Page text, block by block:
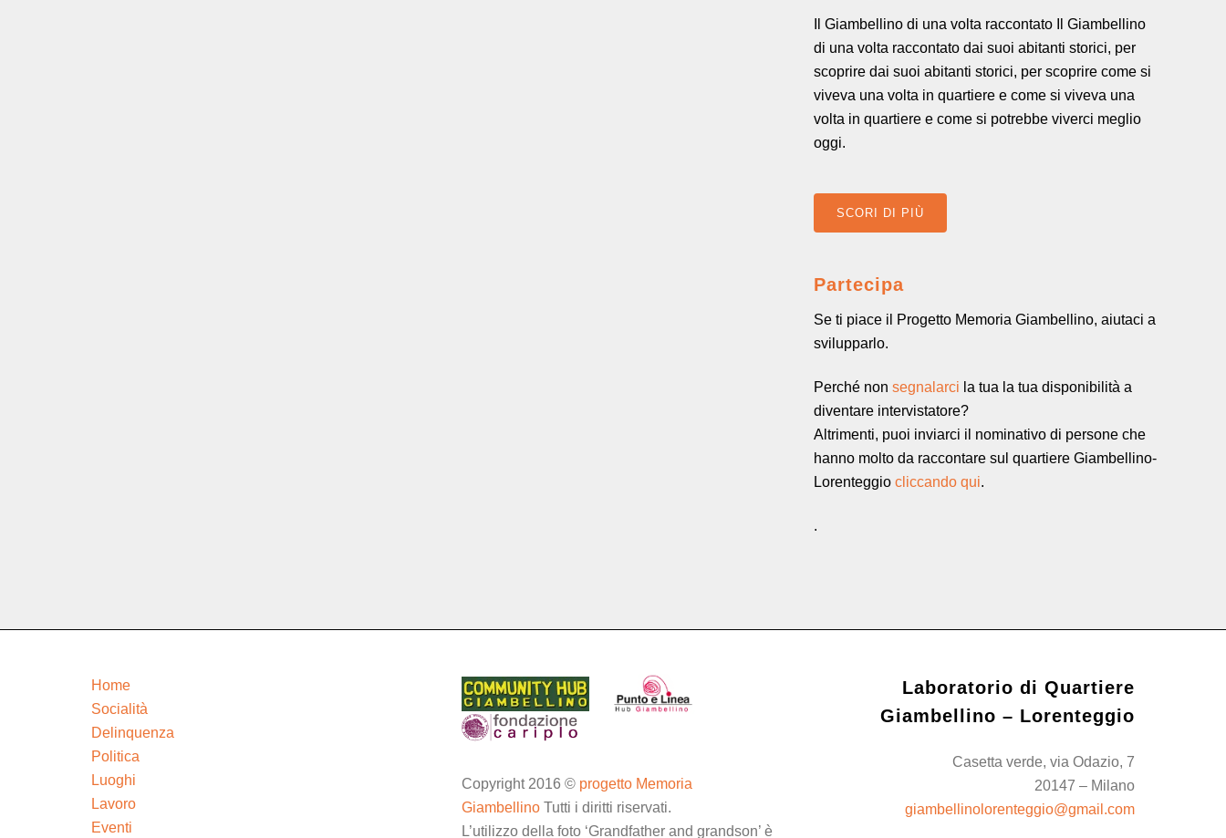
Il Giambellino di una volta raccontato Il Giambellino
di una volta raccontato dai suoi abitanti storici, per
scoprire dai suoi abitanti storici, per scoprire come si
viveva una volta in quartiere e come si viveva una
volta in quartiere e come si potrebbe viverci meglio
oggi.
SCORI DI PIÙ
Partecipa
Se ti piace il Progetto Memoria Giambellino, aiutaci a
svilupparlo.
Perché non segnalarci la tua la tua disponibilità a
diventare intervistatore?
Altrimenti, puoi inviarci il nominativo di persone che
hanno molto da raccontare sul quartiere Giambellino-
Lorenteggio cliccando qui.
.
Home
Socialità
Delinquenza
Politica
Luoghi
Lavoro
Eventi
Copyright 2016 © progetto Memoria
Giambellino Tutti i diritti riservati.
L’utilizzo della foto ‘Grandfather and grandson’ è
Laboratorio di Quartiere
Giambellino – Lorenteggio
Casetta verde, via Odazio, 7
20147 – Milano
giambellinolorenteggio@gmail.com